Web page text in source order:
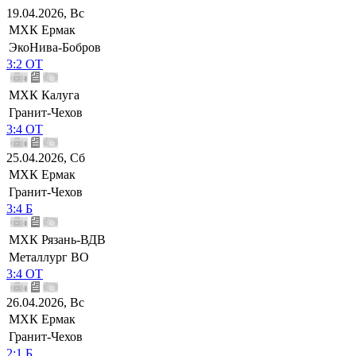
19.04.2026, Вс
МХК Ермак
ЭкоНива-Бобров
3:2 ОТ
МХК Калуга
Гранит-Чехов
3:4 ОТ
25.04.2026, Сб
МХК Ермак
Гранит-Чехов
3:4 Б
МХК Рязань-ВДВ
Металлург ВО
3:4 ОТ
26.04.2026, Вс
МХК Ермак
Гранит-Чехов
2:1 Б